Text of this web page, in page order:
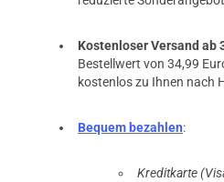
Kostenloser Versand ab
Bestellwert von 34,99
kostenlos zu Ihnen nach
Bequem bezahlen:
Kreditkarte